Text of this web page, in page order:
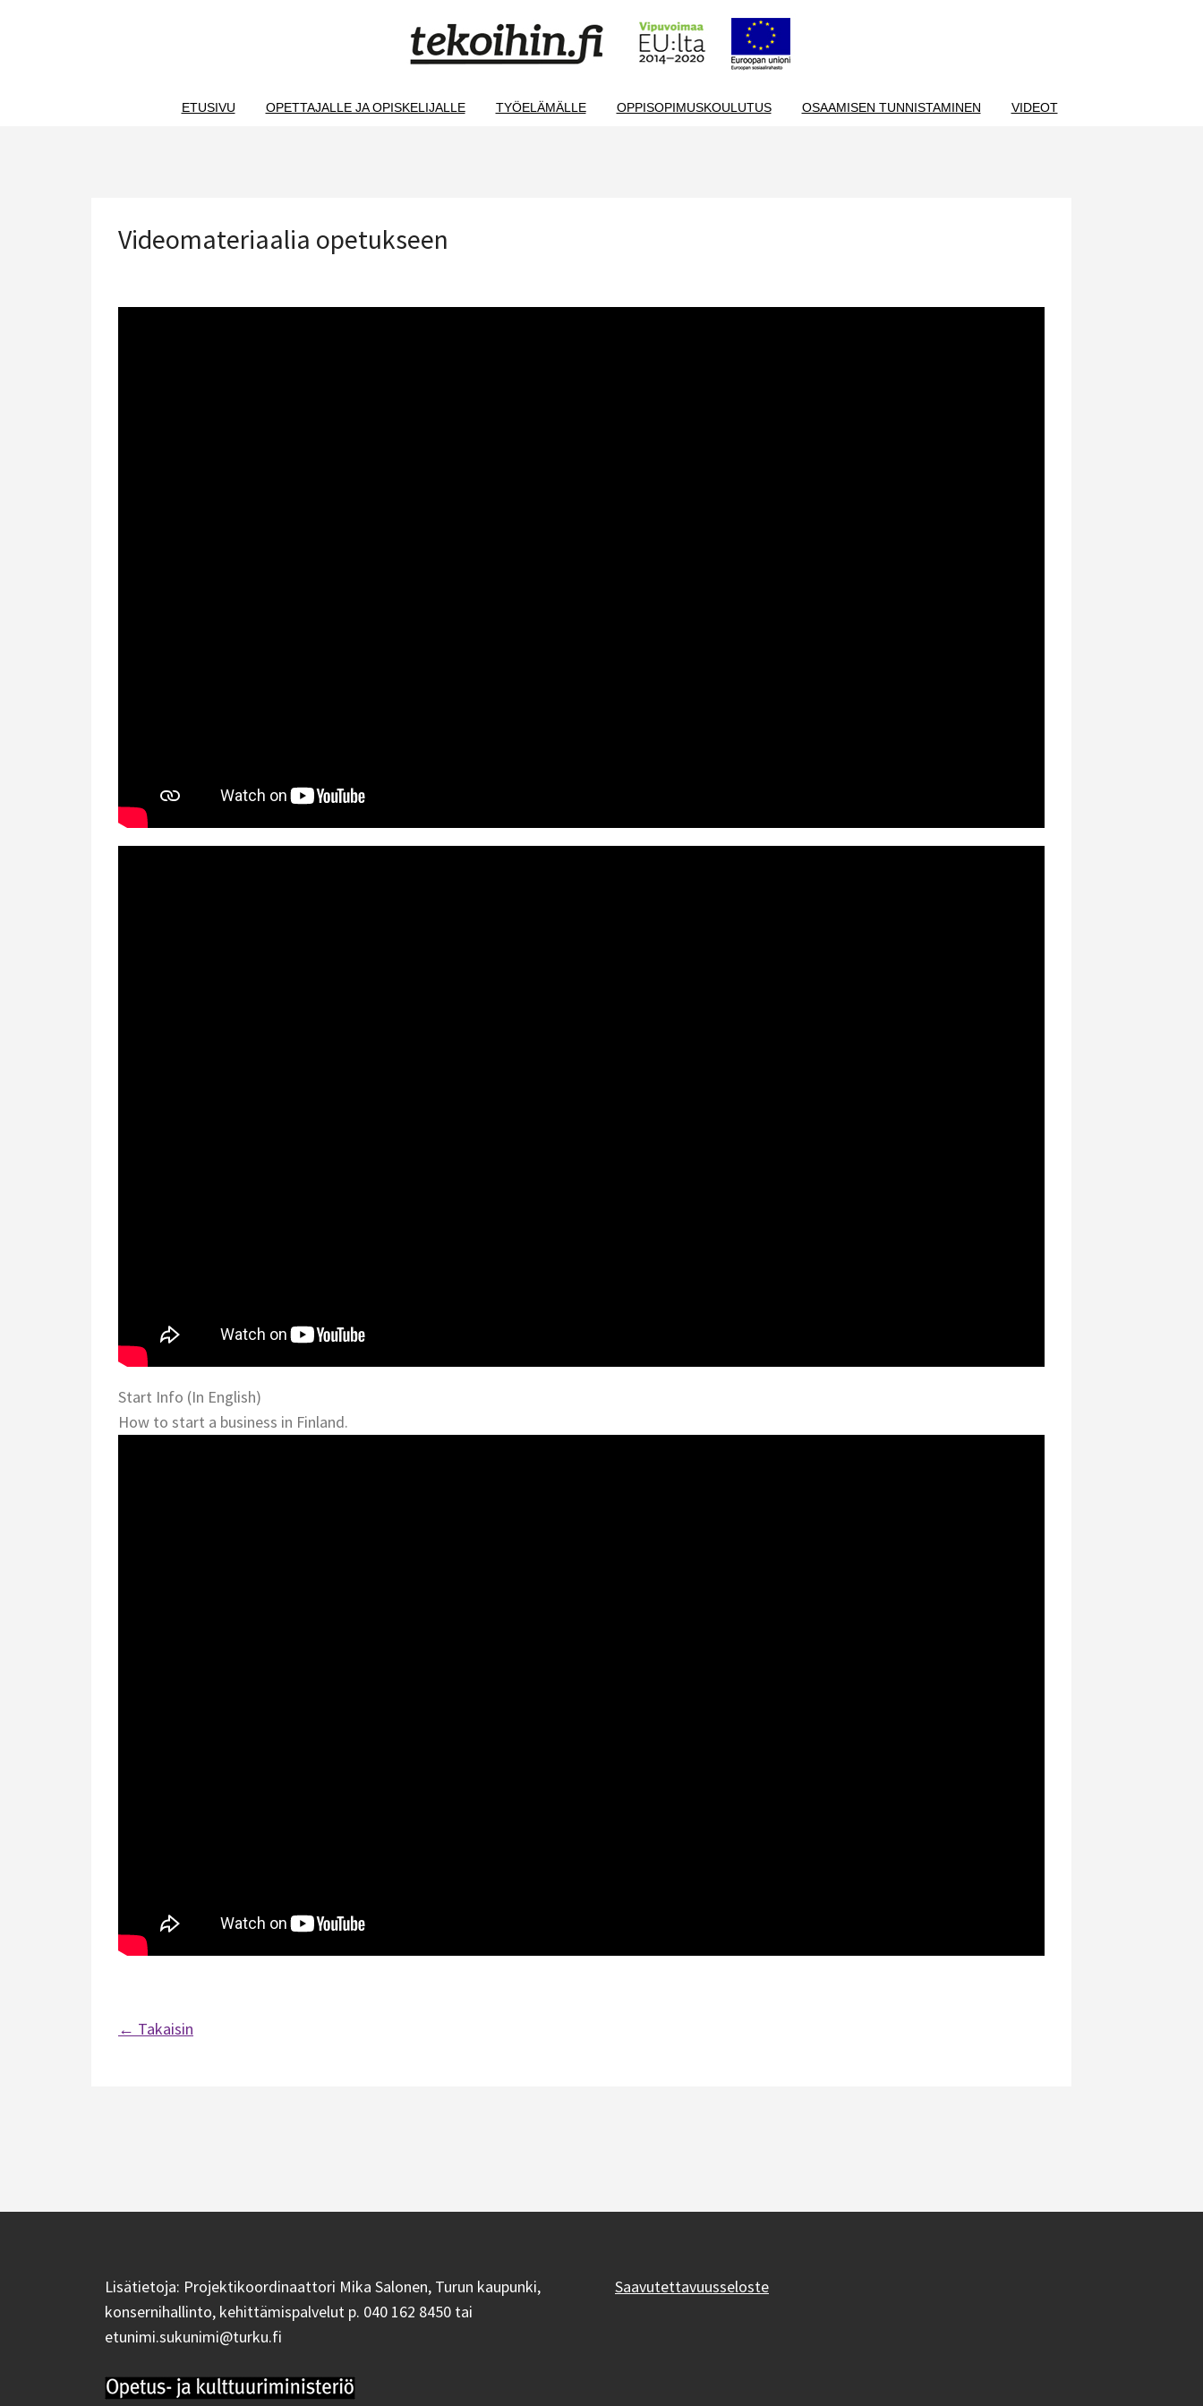
ETUSIVU OPETTAJALLE JA OPISKELIJALLE TYÖELÄMÄLLE OPPISOPIMUSKOULUTUS OSAAMISEN TUNNISTAMINEN VIDEOT
Videomateriaalia opetukseen
Start Info (In English)
How to start a business in Finland.
← Takaisin
Lisätietoja: Projektikoordinaattori Mika Salonen, Turun kaupunki,
konsernihallinto, kehittämispalvelut p. 040 162 8450 tai
etunimi.sukunimi@turku.fi
Saavutettavuusseloste